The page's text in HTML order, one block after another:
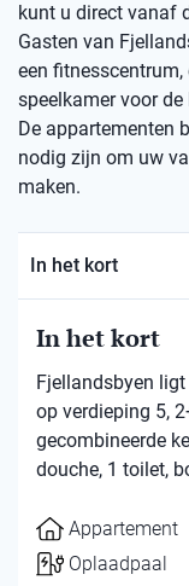
kunt u direct vanaf
Gasten van
een
speelkamer voor
De appartementen
nodig zijn om uw
maken.
In het kort
In het kort
Fjellandsbyen
op verdieping 5,
gecombineerde
douche, 1 toilet,
Appartement
Oplaadpaal